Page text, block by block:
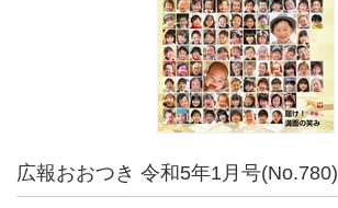
広報おおつき 令和5年1月号(No.780)